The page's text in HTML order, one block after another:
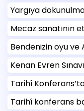
Yargıya
Mecaz sanatının
Bendenizin oyu ve
Kenan Evren
Tarihî
Tarihî konferans